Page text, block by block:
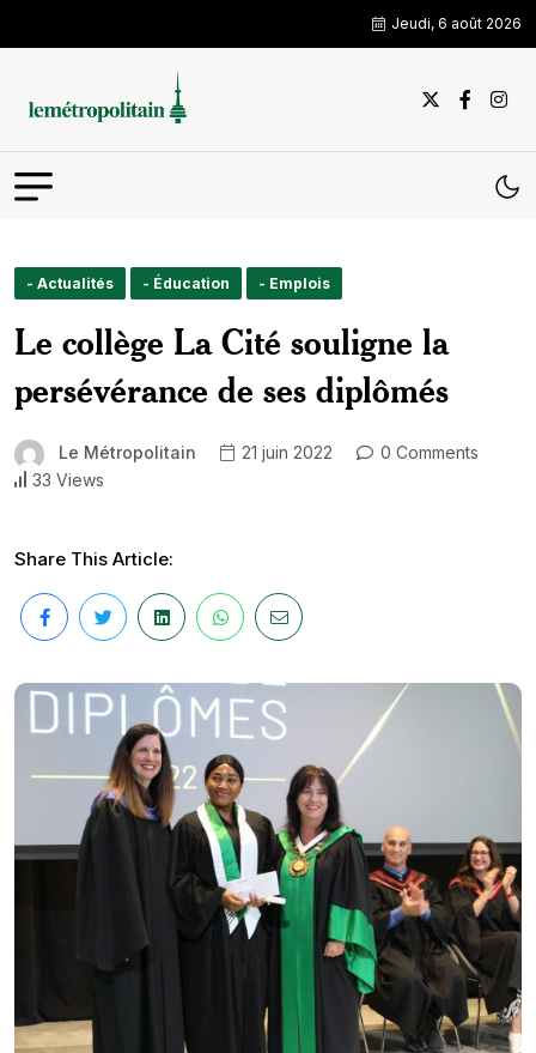
Jeudi, 6 août 2026
- Actualités - Éducation - Emplois
Le collège La Cité souligne la
persévérance de ses diplômés
Le Métropolitain 21 juin 2022
0 Comments
33 Views
Share This Article: